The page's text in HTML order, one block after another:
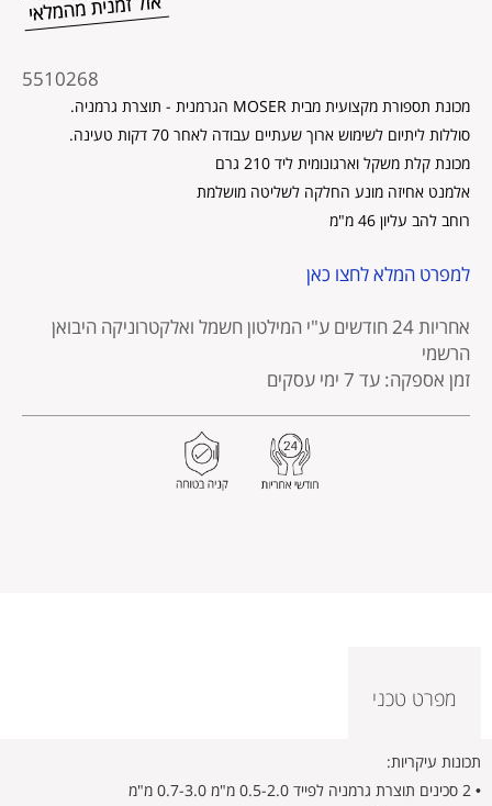
5510268
מוצר
מכונת תספורת מקצועית מבית MOSER הגרמנית - תוצרת גרמניה.
סוללות ליתיום לשימוש ארוך שעתיים עבודה לאחר 70 דקות טעינה.
מכונת קלת משקל וארגונומית ליד 210 גרם
אלמנט אחיזה מונע החלקה לשליטה מושלמת
רוחב להב עליון 46 מ"מ
למפרט המלא לחצו כאן
אחריות 24 חודשים
ע"י המילטון חשמל ואלקטרוניקה היבואן
הרשמי
זמן אספקה: עד 7 ימי עסקים
מפרט טכני
תכונות עיקריות:
• 2 סכינים תוצרת גרמניה לפייד 0.5-2.0 מ"מ 0.7-3.0 מ"מ